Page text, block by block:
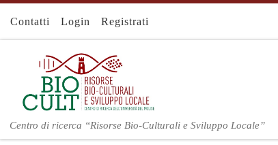
Contatti Login Registrati
Centro di ricerca “Risorse Bio-Culturali e Sviluppo Locale”